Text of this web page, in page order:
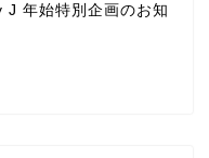
年始特別企画のお知